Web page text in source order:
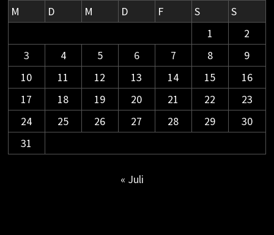
M
D M D F S
S
1
2
3
4 5 6 7 8
9
10
11 12 13 14 15
16
17
18 19 20 21 22
23
24
25 26 27 28 29
30
31
« Juli